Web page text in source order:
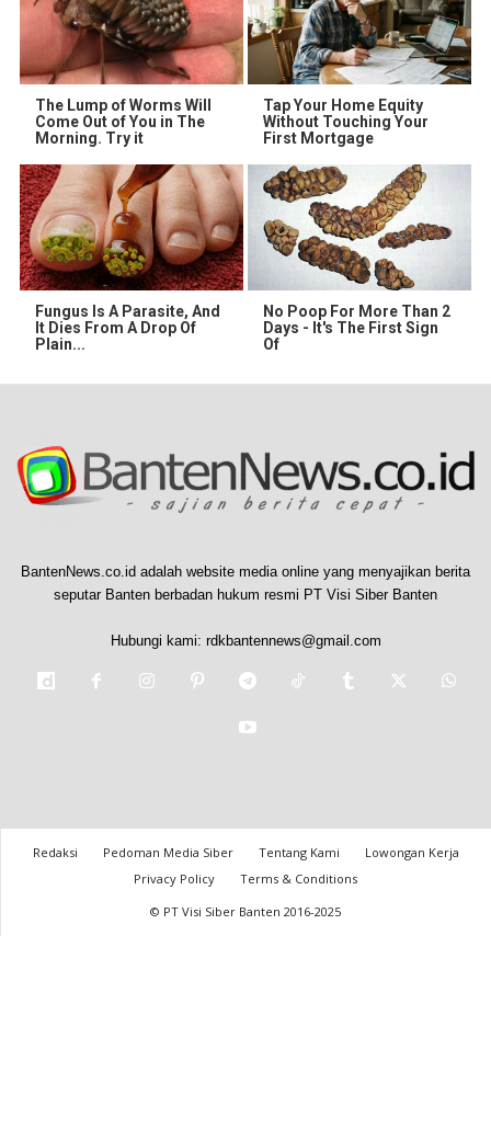
The Lump of Worms Will
Come Out of You in The
Morning. Try it
Tap Your Home Equity
Without Touching Your
First Mortgage
Fungus Is A Parasite, And
It Dies From A Drop Of
Plain...
No Poop For More Than 2
Days - It's The First Sign
Of
BantenNews.co.id adalah website media online yang menyajikan berita
seputar Banten berbadan hukum resmi PT Visi Siber Banten
Hubungi kami: rdkbantennews@gmail.com
Redaksi Pedoman Media Siber Tentang Kami
Lowongan Kerja
Privacy Policy
Terms & Conditions
© PT Visi Siber Banten 2016-2025